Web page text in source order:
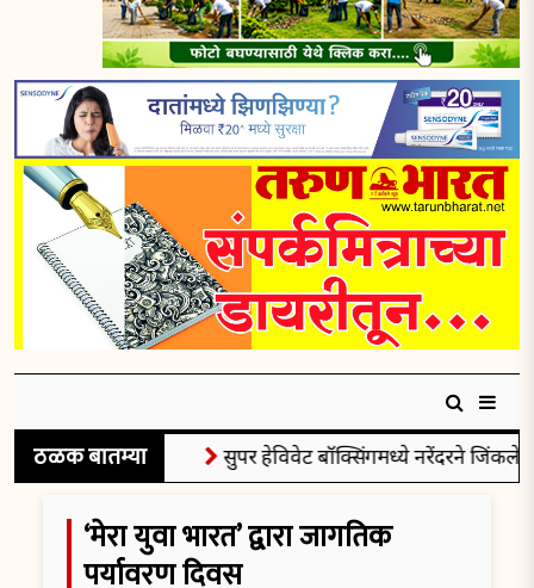
ठळक बातम्या सुपर हेविवेट बॉक्सिंगमध्ये नरेंदरने जिंकले
‘मेरा युवा भारत’ द्वारा जागतिक
पर्यावरण दिवस